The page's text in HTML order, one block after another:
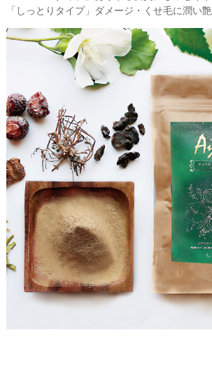
「しっとりタイプ」ダメージ・くせ毛に潤い